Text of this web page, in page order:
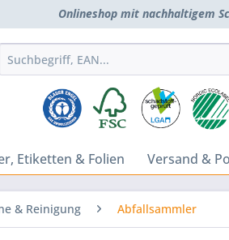
Onlineshop mit nachhaltigem
Etiketten & Folien Versand &
& Reinigung Abfallsammler